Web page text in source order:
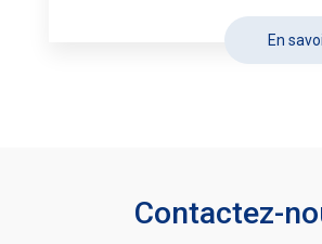
En
Contactez-